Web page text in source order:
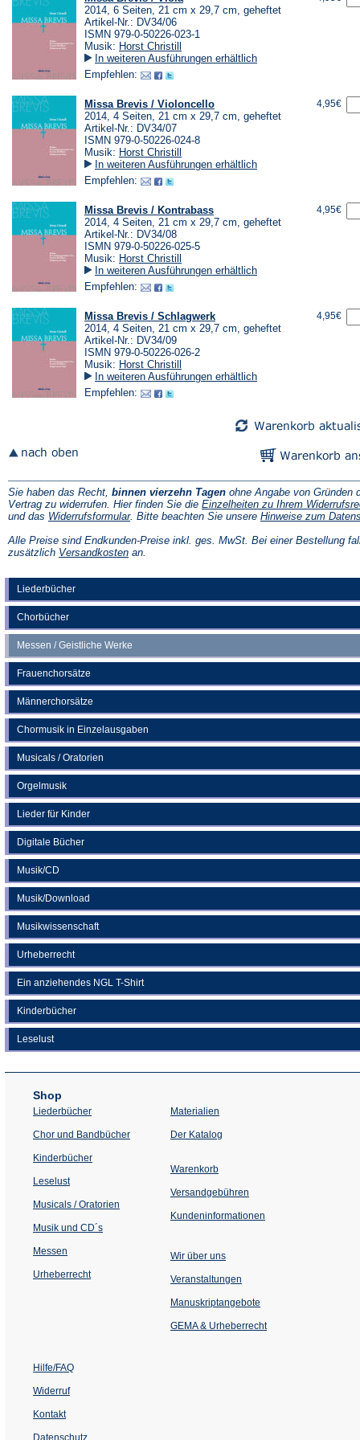
Liederbücher
Chorbücher
Messen / Geistliche Werke
Frauenchorsätze
Männerchorsätze
Chormusik in Einzelausgaben
Musicals / Oratorien
Orgelmusik
Lieder für Kinder
Digitale Bücher
Musik/CD
Musik/Download
Musikwissenschaft
Urheberrecht
Ein anziehendes NGL T-Shirt
Kinderbücher
Leselust
2014, 6 Seiten, 21 cm x 29,7 cm, geheftet
Artikel-Nr.: DV34/06
ISMN 979-0-50226-023-1
Musik: Horst Christill
In weiteren Ausführungen erhältlich
Empfehlen:
Missa Brevis / Violoncello
2014, 4 Seiten, 21 cm x 29,7 cm, geheftet
Artikel-Nr.: DV34/07
ISMN 979-0-50226-024-8
Musik: Horst Christill
In weiteren Ausführungen erhältlich
Empfehlen:
4,95€
Missa Brevis / Kontrabass
2014, 4 Seiten, 21 cm x 29,7 cm, geheftet
Artikel-Nr.: DV34/08
ISMN 979-0-50226-025-5
Musik: Horst Christill
In weiteren Ausführungen erhältlich
Empfehlen:
4,95€
Missa Brevis / Schlagwerk
2014, 4 Seiten, 21 cm x 29,7 cm, geheftet
Artikel-Nr.: DV34/09
ISMN 979-0-50226-026-2
Musik: Horst Christill
In weiteren Ausführungen erhältlich
Empfehlen:
4,95€
Sie haben das Recht, binnen vierzehn Tagen ohne Angabe von Gründen
Vertrag zu widerrufen. Hier finden Sie die Einzelheiten zu Ihrem
und das Widerrufsformular(Öffnet
einem
neuen
. Bitte beachten Sie unsere Hinweise zum
Alle Preise sind Endkunden-Preise inkl. ges. MwSt. Bei einer Bestellung
zusätzlich Versandkosten(Öffnet
an.
Shop
Liederbücher
Chor und Bandbücher
Kinderbücher
Leselust
Musicals / Oratorien
Musik und CD´s
Messen
Urheberrecht
Materialien
Der Katalog
Warenkorb
Versandgebühren
Kundeninformationen
Wir über uns
Veranstaltungen
einem
Tab)
Manuskriptangebote
GEMA & Urheberrecht
Hilfe/FAQ
Widerruf
Kontakt
Datenschutz